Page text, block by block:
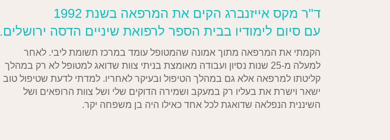
ד"ר מקס אייזנברג הקים את המרפאה בשנת 1992
עם סיום לימודיו בבית הספר לרפואת שיניים הדסה ירושלים.
הקמתי את המרפאה מתוך אמונה שהמטופל עומד במרכז תשומת ליבי. לאחר
למעלה מ-25 שנות נסיון ועבודה מאומצת בניתי צוות שדואג למטופל לא רק במהלך
קליטתו למרפאה אלא גם במהלך הטיפול ובעיקר לאחריו. למדתי לדעת שטיפול טוב
ישאר וישרת את בעליו רק במעקב ושמירה הדוקים שלי ושל צוות הרופאים ושל
השיננית הנפלאה שדואגת לכל אחד כאילו היה בן משפחה יקר.